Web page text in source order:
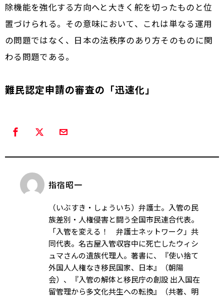
除機能を強化する方向へと大きく舵を切ったものと位
置づけられる。その意味において、これは単なる運用
の問題ではなく、日本の法秩序のあり方そのものに関
わる問題である。
難民認定申請の審査の「迅速化」
指宿昭一
（いぶすき・しょういち）弁護士。入管の民
族差別・人権侵害と闘う全国市民連合代表。
「入管を変える！ 弁護士ネットワーク」共
同代表。名古屋入管収容中に死亡したウィシ
ュマさんの遺族代理人。著書に、『使い捨て
外国人――人権なき移民国家、日本』（朝陽
会）、『入管の解体と移民庁の創設 出入国在
留管理から多文化共生への転換』（共著、明